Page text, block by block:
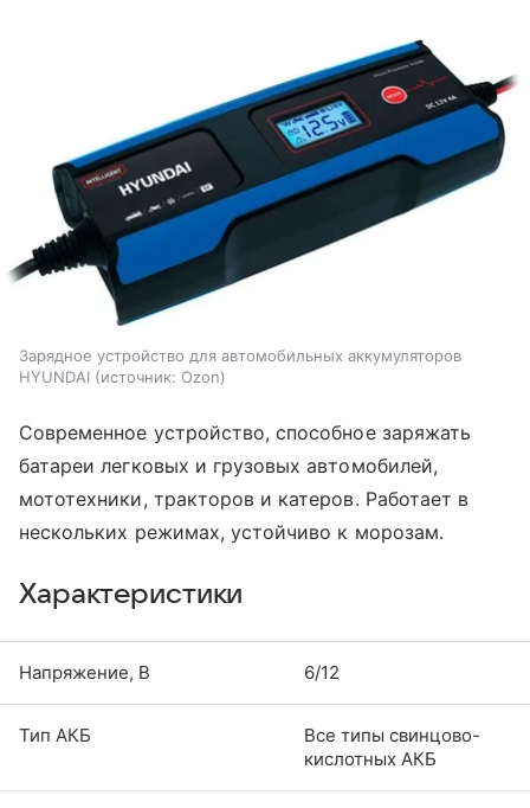
Зарядное устройство для автомобильных аккумуляторов
HYUNDAI
источник: Ozon
Современное устройство, способное заряжать
батареи легковых и грузовых автомобилей,
мототехники, тракторов и катеров. Работает в
нескольких режимах, устойчиво к морозам.
Характеристики
Напряжение, В 6/12
Тип АКБ
Все типы свинцово-
кислотных АКБ